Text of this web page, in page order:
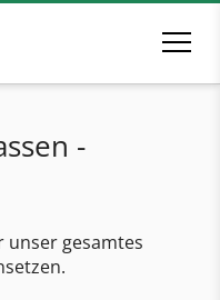
-
unser gesamtes